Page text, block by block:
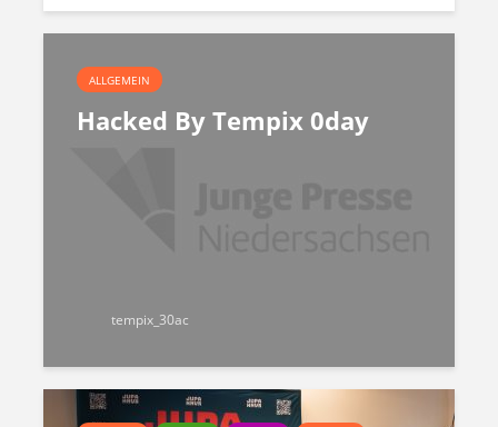
ALLGEMEIN
Hacked By Tempix 0day
tempix_30ac